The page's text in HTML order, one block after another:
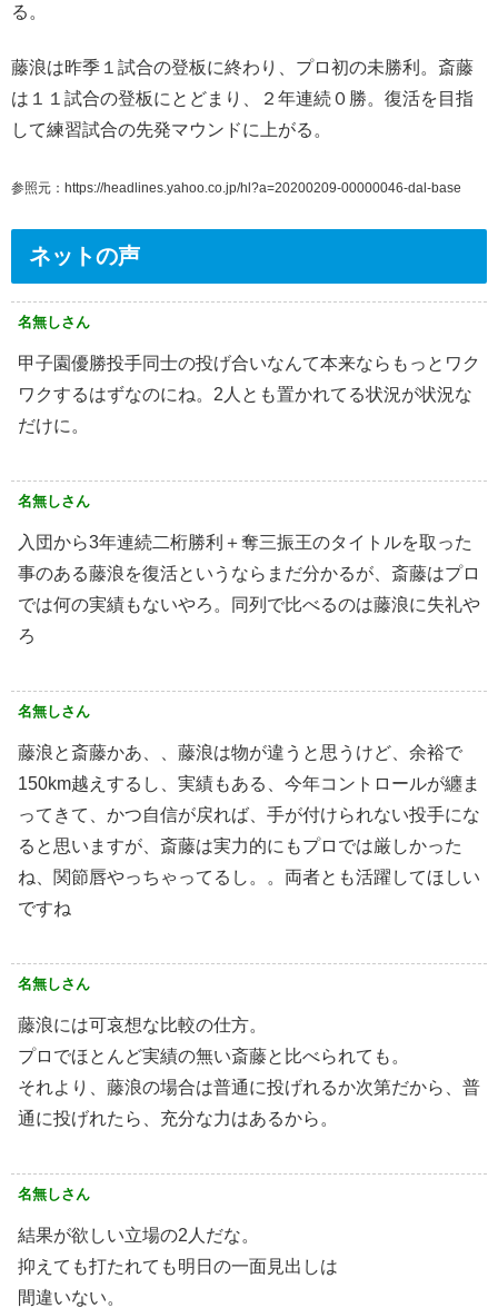
る。
藤浪は昨季１試合の登板に終わり、プロ初の未勝利。斎藤
は１１試合の登板にとどまり、２年連続０勝。復活を目指
して練習試合の先発マウンドに上がる。
参照元：https://headlines.yahoo.co.jp/hl?a=20200209-00000046-dal-base
ネットの声
名無しさん
甲子園優勝投手同士の投げ合いなんて本来ならもっとワク
ワクするはずなのにね。2人とも置かれてる状況が状況な
だけに。
名無しさん
入団から3年連続二桁勝利＋奪三振王のタイトルを取った
事のある藤浪を復活というならまだ分かるが、斎藤はプロ
では何の実績もないやろ。同列で比べるのは藤浪に失礼や
ろ
名無しさん
藤浪と斎藤かあ、、藤浪は物が違うと思うけど、余裕で
150km越えするし、実績もある、今年コントロールが纏ま
ってきて、かつ自信が戻れば、手が付けられない投手にな
ると思いますが、斎藤は実力的にもプロでは厳しかった
ね、関節唇やっちゃってるし。。両者とも活躍してほしい
ですね
名無しさん
藤浪には可哀想な比較の仕方。
プロでほとんど実績の無い斎藤と比べられても。
それより、藤浪の場合は普通に投げれるか次第だから、普
通に投げれたら、充分な力はあるから。
名無しさん
結果が欲しい立場の2人だな。
抑えても打たれても明日の一面見出しは
間違いない。